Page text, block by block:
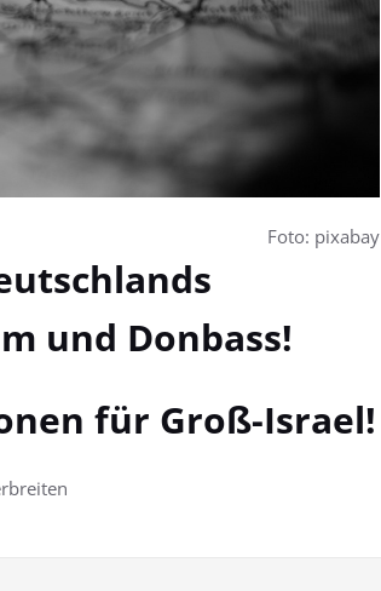
Foto: pixabay
und Donbass!
für Groß-Israel!